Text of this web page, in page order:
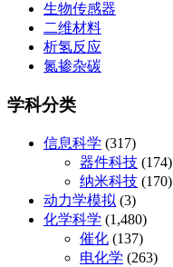
生物传感器
二维材料
析氢反应
氮掺杂碳
学科分类
信息科学 (317)
器件科技 (174)
纳米科技 (170)
动力学模拟 (3)
化学科学 (1,480)
催化 (137)
电化学 (263)